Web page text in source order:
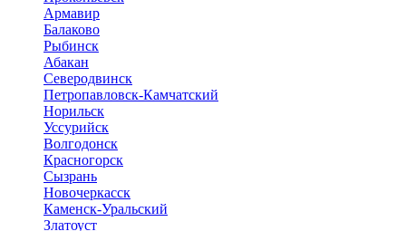
Армавир
Балаково
Рыбинск
Абакан
Северодвинск
Петропавловск-Камчатский
Норильск
Уссурийск
Волгодонск
Красногорск
Сызрань
Новочеркасск
Каменск-Уральский
Златоуст